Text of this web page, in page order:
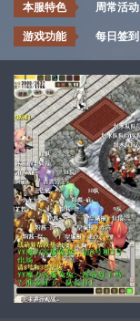
本服特色 周常活动
游戏功能 每日签到